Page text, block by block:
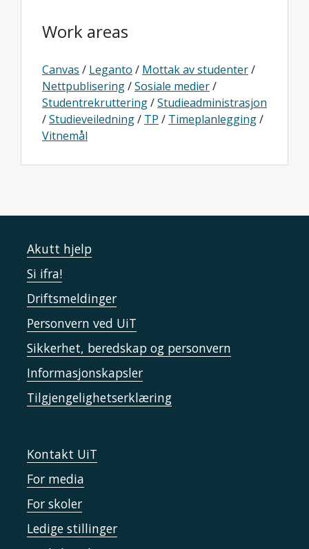
Work areas
Canvas / Leganto / Mottak av studenter/
Nettpublisering/Sosiale medier/
Studentrekruttering/Studieadministrasjon
/Studieveiledning/ TP / Timeplanlegging/
Vitnemål
Akutt hjelp
Si ifra!
Driftsmeldinger
Personvern ved UiT
Sikkerhet, beredskap og personvern
Informasjonskapsler
Tilgjengelighetserklæring
Kontakt UiT
For media
For skoler
Ledige stillinger